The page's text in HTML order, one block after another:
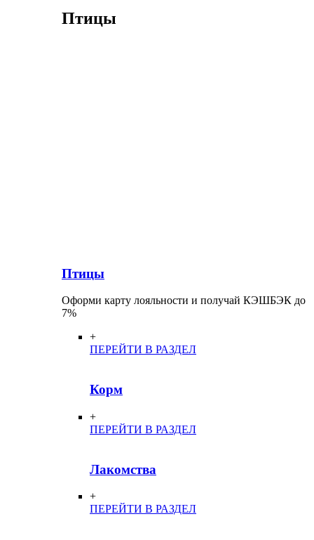
Птицы
Птицы
Оформи карту лояльности и получай КЭШБЭК до
7%
+
ПЕРЕЙТИ В РАЗДЕЛ
Корм
+
ПЕРЕЙТИ В РАЗДЕЛ
Лакомства
+
ПЕРЕЙТИ В РАЗДЕЛ